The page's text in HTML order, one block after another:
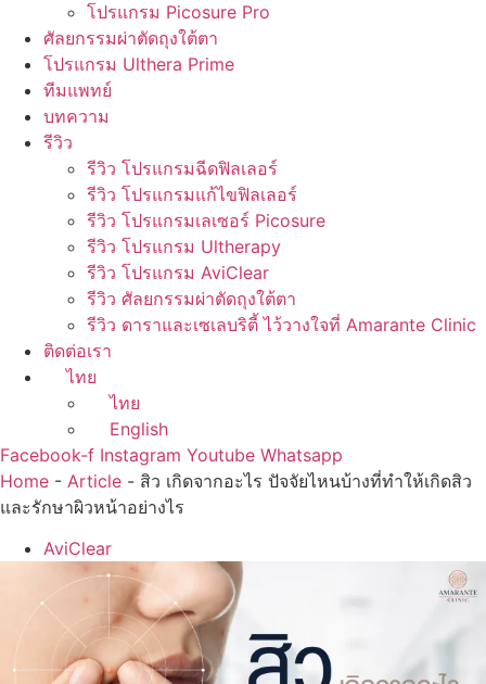
โปรแกรม Picosure Pro
ศัลยกรรมผ่าตัดถุงใต้ตา
โปรแกรม Ulthera Prime
ทีมแพทย์
บทความ
รีวิว
รีวิว โปรแกรมฉีดฟิลเลอร์
รีวิว โปรแกรมแก้ไขฟิลเลอร์
รีวิว โปรแกรมเลเซอร์ Picosure
รีวิว โปรแกรม Ultherapy
รีวิว โปรแกรม AviClear
รีวิว ศัลยกรรมผ่าตัดถุงใต้ตา
รีวิว ดาราและเซเลบริตี้ ไว้วางใจที่ Amarante Clinic
ติดต่อเรา
ไทย
ไทย
English
Facebook-f Instagram Youtube Whatsapp
Home - Article - สิว เกิดจากอะไร ปัจจัยไหนบ้างที่ทำให้เกิดสิว
และรักษาผิวหน้าอย่างไร
AviClear